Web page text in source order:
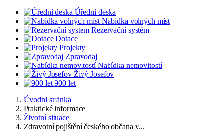
Úřední deska
Nabídka volných míst
Rezervační systém
Dotace
Projekty
Zpravodaj
Nabídka nemovitostí
Živý Josefov
900 let
Úvodní stránka
Praktické informace
Životní situace
Zdravotní pojištění českého občana v...